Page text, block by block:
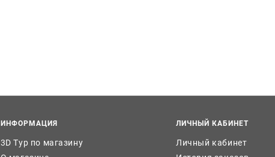
ИНФОРМАЦИЯ
3D Тур по магазину
ЛИЧНЫЙ КАБИНЕТ
Личный кабинет